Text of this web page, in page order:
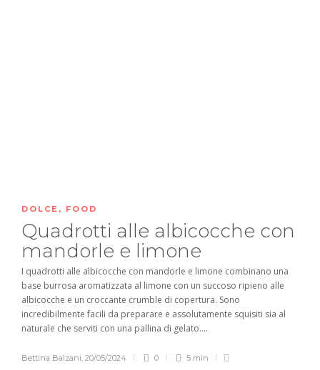
DOLCE , FOOD
Quadrotti alle albicocche con
mandorle e limone
I quadrotti alle albicocche con mandorle e limone combinano una
base burrosa aromatizzata al limone con un succoso ripieno alle
albicocche e un croccante crumble di copertura. Sono
incredibilmente facili da preparare e assolutamente squisiti sia al
naturale che serviti con una pallina di gelato....
Bettina Balzani, 20/05/2024 0 5 min